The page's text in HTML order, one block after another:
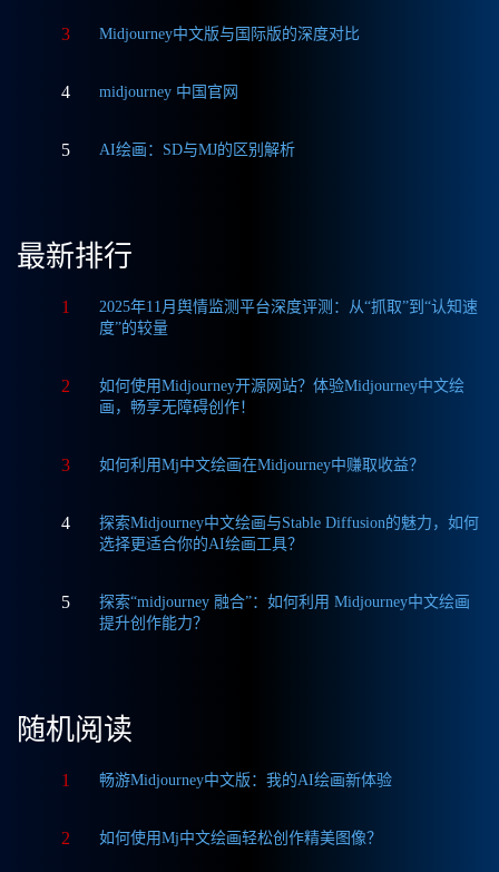
3 Midjourney中文版与国际版的深度对比
4 midjourney 中国官网
5 AI绘画：SD与MJ的区别解析
最新排行
1
2025年11月舆情监测平台深度评测：从“抓取”到“认知速
度”的较量
2
如何使用Midjourney开源网站？体验Midjourney中文绘
画，畅享无障碍创作！
3 如何利用Mj中文绘画在Midjourney中赚取收益？
4
探索Midjourney中文绘画与Stable Diffusion的魅力，如何
选择更适合你的AI绘画工具？
5
探索“midjourney 融合”：如何利用 Midjourney中文绘画
提升创作能力？
随机阅读
1 畅游Midjourney中文版：我的AI绘画新体验
2 如何使用Mj中文绘画轻松创作精美图像？